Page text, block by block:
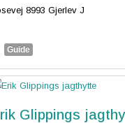
8993 Gjerlev J
Guide
Glippings